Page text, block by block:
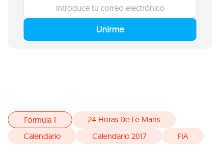
Unirme
Fórmula 1
24 Horas De Le Mans
Calendario
Calendario 2017 FIA